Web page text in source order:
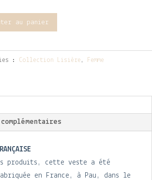
au panier
: Collection Lisière , Femme
produits, cette veste a été
en France, à Pau, dans le